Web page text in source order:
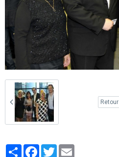
Retour
PartagerFacebook
Twitter